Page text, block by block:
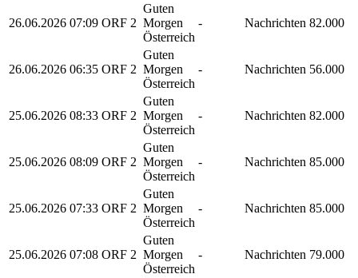
26.06.2026 07:09 ORF 2
Guten
Morgen
Österreich
- Nachrichten 82.000
26.06.2026 06:35 ORF 2
Guten
Morgen
Österreich
- Nachrichten 56.000
25.06.2026 08:33 ORF 2
Guten
Morgen
Österreich
- Nachrichten 82.000
25.06.2026 08:09 ORF 2
Guten
Morgen
Österreich
- Nachrichten 85.000
25.06.2026 07:33 ORF 2
Guten
Morgen
Österreich
- Nachrichten 85.000
25.06.2026 07:08 ORF 2
Guten
Morgen
Österreich
- Nachrichten 79.000